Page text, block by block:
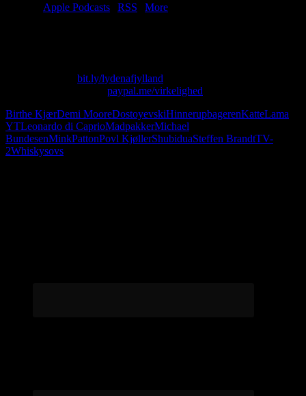
Apple Podcasts RSS
More
bit.ly/lydenafjylland
paypal.me/virkelighed
Birthe KjærDemi MooreDostoyevskiHinnerupbagerenKatteLama
YTLeonardo di CaprioMadpakkerMichael
BundesenMinkPattonPovl KjøllerShubiduaSteffen BrandtTV-
2Whiskysovs